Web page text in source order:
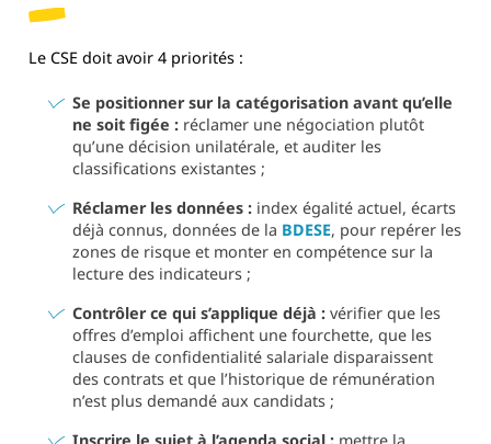
Le CSE doit avoir 4 priorités :
Se positionner sur la catégorisation avant qu’elle
ne soit figée : réclamer une négociation plutôt
qu’une décision unilatérale, et auditer les
classifications existantes ;
Réclamer les données :index égalité actuel, écarts
déjà connus, données de la BDESE, pour repérer les
zones de risque et monter en compétence sur la
lecture des indicateurs ;
Contrôler ce qui s’applique déjà : vérifier que les
offres d’emploi affichent une fourchette, que les
clauses de confidentialité salariale disparaissent
des contrats et que l’historique de rémunération
n’est plus demandé aux candidats ;